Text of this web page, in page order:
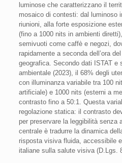
luminose che caratterizzano il
mosaico di contesti: dal luminoso
riunioni, alla forte esposizione
(fino a 1000 nits in ambienti
semivuoti come caffè e negozi,
rapidamente a seconda dell’ora
geografica. Secondo dati ISTAT e
ambientale (2023), il 68% degli
con illuminanza variabile tra 100
artificiale) e 1000 nits (esterni a
contrasto fino a 50:1. Questa
regolazione statica: il contrasto
per preservare la leggibilità senza
centrale è tradurre la dinamica
risposta visiva fluida, accessibile
italiane sulla salute visiva (D.Lgs.